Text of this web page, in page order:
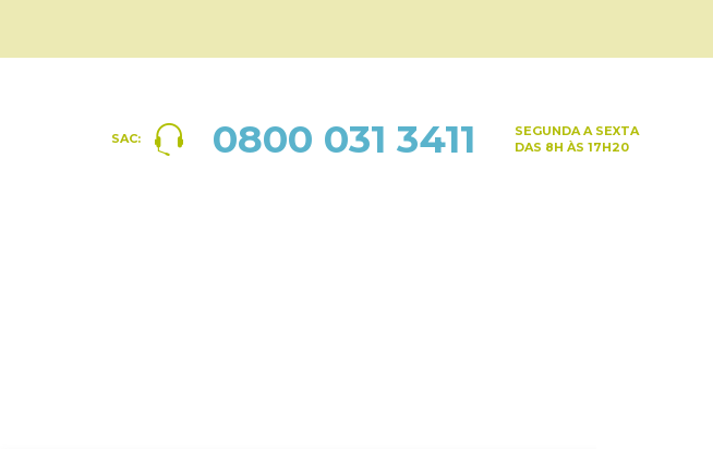
SAC: 0800 031 3411
SEGUNDA A SEXTA
DAS 8H ÀS 17H20